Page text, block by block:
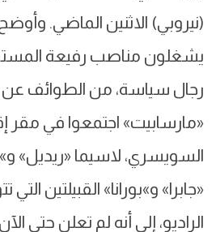
يشغلون مناصب رفيعة
رجال سياسة، من الطوائف
«مارسابيت» اجتمعوا في مقر
السويسري، لاسيما «ريديل»
«جابرا» و»بورانا» القبيلتين التي
الراديو، إلى أنه لم تعلن حتى